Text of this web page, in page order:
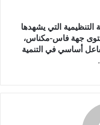
التنظيمية التي يشهدها
جهة فاس-مكناس،
أساسي في التنمية